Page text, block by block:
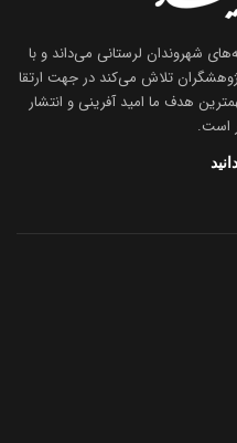
شهروندان لرستانی می‌داند و با
تلاش می‌کند در جهت ارتقا
هدف ما امید آفرینی و انتشار
است.